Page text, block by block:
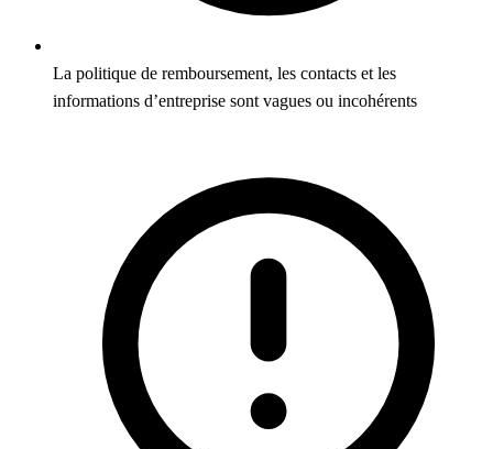
La politique de remboursement, les contacts et les
informations d’entreprise sont vagues ou incohérents